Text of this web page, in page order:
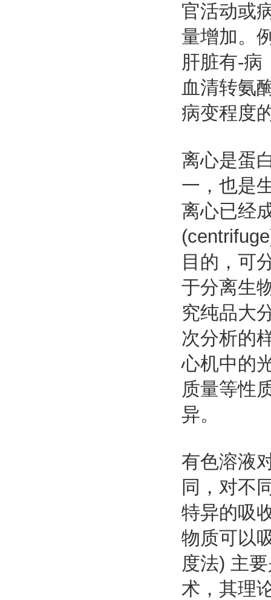
官活动或
量增加。
肝脏有-病
血清转氨
病变程度
离心是蛋
一，也是
离心已经
目的，可
于分离生
究纯品大
次分析的
心机中的
质量等性
异。
有色溶液
同，对不
特异的吸
物质可以
度法) 主
术，其理